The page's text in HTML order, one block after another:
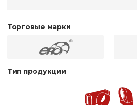
Торговые марки
Тип продукции